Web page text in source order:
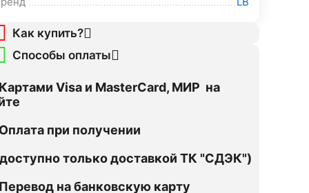
Как купить?
Способы оплаты
Visa и MasterCard, МИР на
при получении
только доставкой ТК "СДЭК")
на банковскую карту